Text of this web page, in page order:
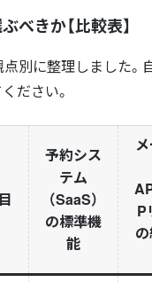
べきか【比較表】
点別に整理しました。
ださい。
予約シス
テム
（SaaS）
の標準機
能
P